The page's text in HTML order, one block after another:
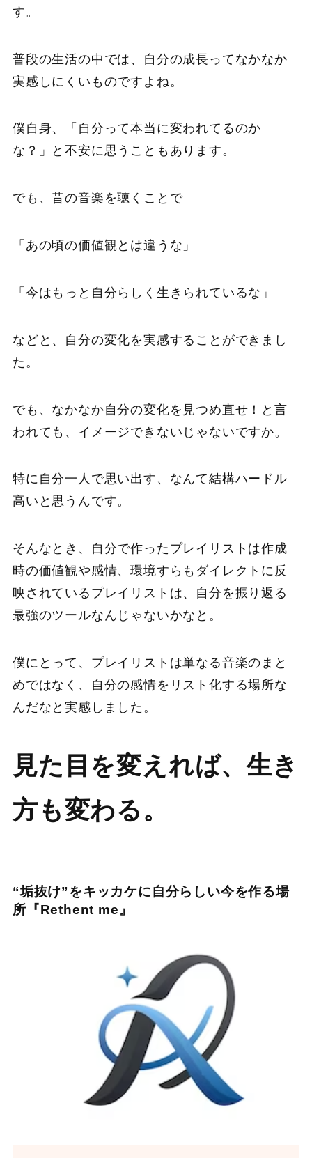
す。
普段の生活の中では、自分の成長ってなかなか
実感しにくいものですよね。
僕自身、「自分って本当に変われてるのか
な？」と不安に思うこともあります。
でも、昔の音楽を聴くことで
「あの頃の価値観とは違うな」
「今はもっと自分らしく生きられているな」
などと、自分の変化を実感することができまし
た。
でも、なかなか自分の変化を見つめ直せ！と言
われても、イメージできないじゃないですか。
特に自分一人で思い出す、なんて結構ハードル
高いと思うんです。
そんなとき、自分で作ったプレイリストは作成
時の価値観や感情、環境すらもダイレクトに反
映されているプレイリストは、自分を振り返る
最強のツールなんじゃないかなと。
僕にとって、プレイリストは単なる音楽のまと
めではなく、自分の感情をリスト化する場所な
んだなと実感しました。
見た目を変えれば、生き
方も変わる。
“垢抜け”をキッカケに自分らしい今を作る場
所『Rethent me』